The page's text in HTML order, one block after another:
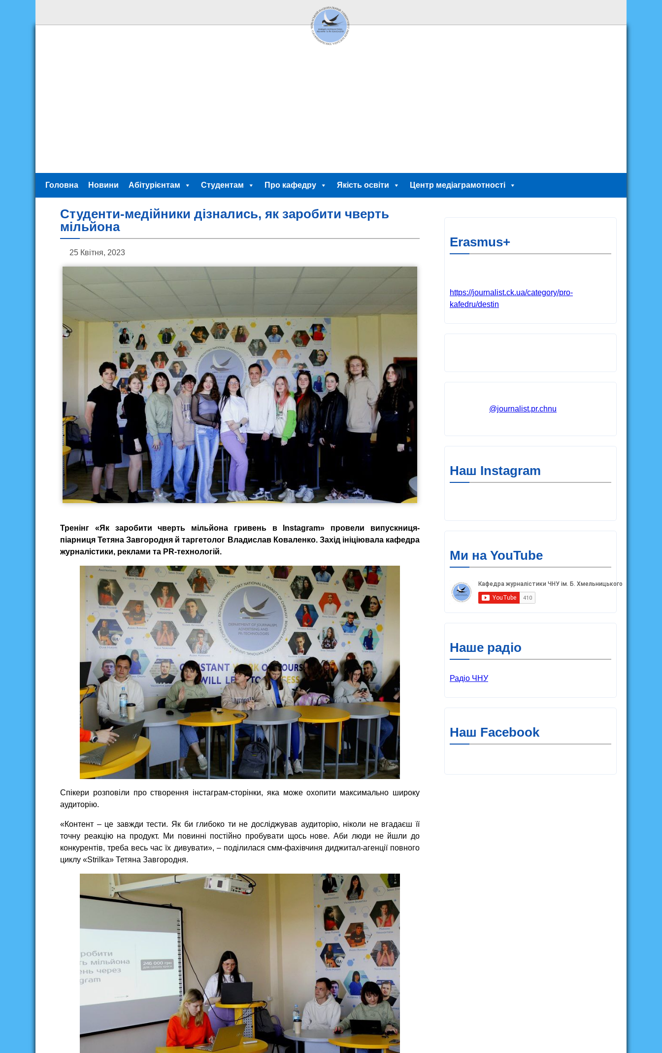
Головна Новини Абітурієнтам Студентам Про кафедру Якість освіти Центр медіаграмотності
Студенти-медійники дізнались, як заробити чверть
мільйона
25 Квітня, 2023
Тренінг «Як заробити чверть мільйона гривень в Instagram» провели випускниця-
піарниця Тетяна Завгородня й таргетолог Владислав Коваленко. Захід ініціювала кафедра
журналістики, реклами та PR-технологій.
Спікери розповіли про створення інстаграм-сторінки, яка може охопити максимально широку
аудиторію.
«Контент – це завжди тести. Як би глибоко ти не досліджував аудиторію, ніколи не вгадаєш її
точну реакцію на продукт. Ми повинні постійно пробувати щось нове. Аби люди не йшли до
конкурентів, треба весь час їх дивувати», – поділилася смм-фахівчиня диджитал-агенції повного
циклу «Strilka» Тетяна Завгородня.
Erasmus+
https://journalist.ck.ua/category/pro-
kafedru/destin
@journalist.pr.chnu
Наш Instagram
Ми на YouTube
Наше радіо
Радіо ЧНУ
Наш Facebook